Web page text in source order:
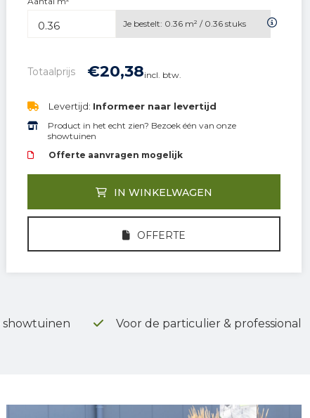
Je bestelt: 0.36 m² / 0.36 stuks
Totaalprijs €20,38incl. btw.
Levertijd: Informeer naar levertijd
Product in het echt zien? Bezoek één van onze
showtuinen
Offerte aanvragen mogelijk
IN WINKELWAGEN
OFFERTE
showtuinen Voor de particulier & professional